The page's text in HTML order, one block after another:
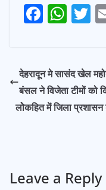
Post
F
b
o
o
W
s
A
p
T
देहरादून मे सासंद खेल
बंसल ने विजेता टीमों को
लोेकहित में जिला
Leave a Reply